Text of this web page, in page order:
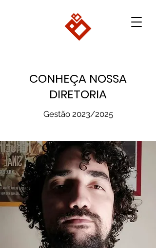
CONHEÇA NOSSA
DIRETORIA
Gestão 2023/2025